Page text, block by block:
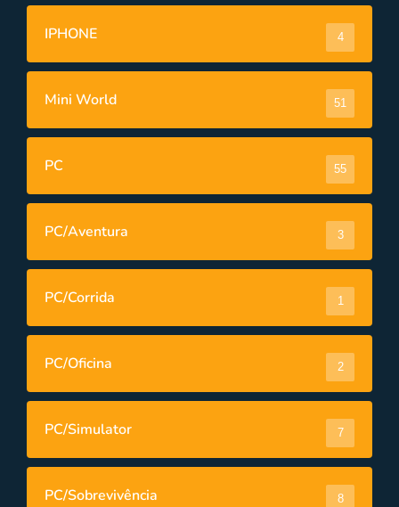
IPHONE 4
Mini World 51
PC 55
PC/Aventura 3
PC/Corrida 1
PC/Oficina 2
PC/Simulator 7
PC/Sobrevivência 8